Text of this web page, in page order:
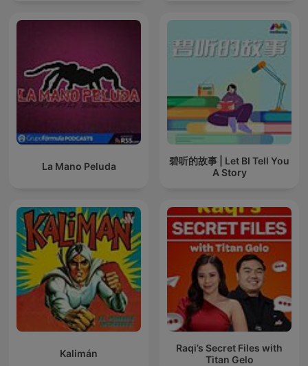
La Mano Peluda
碧听的故事 | Let BI Tell You
A Story
Kalimán
Raqi’s Secret Files with
Titan Gelo